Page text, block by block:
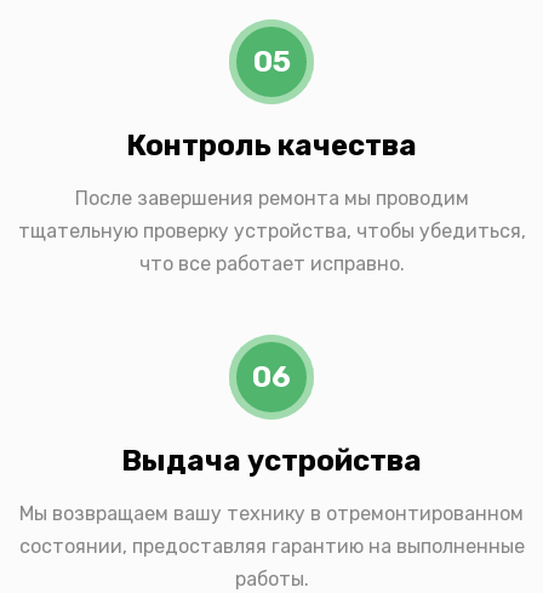
05
Контроль качества
После завершения ремонта мы проводим
тщательную проверку устройства, чтобы убедиться,
что все работает исправно.
06
Выдача устройства
Мы возвращаем вашу технику в отремонтированном
состоянии, предоставляя гарантию на выполненные
работы.